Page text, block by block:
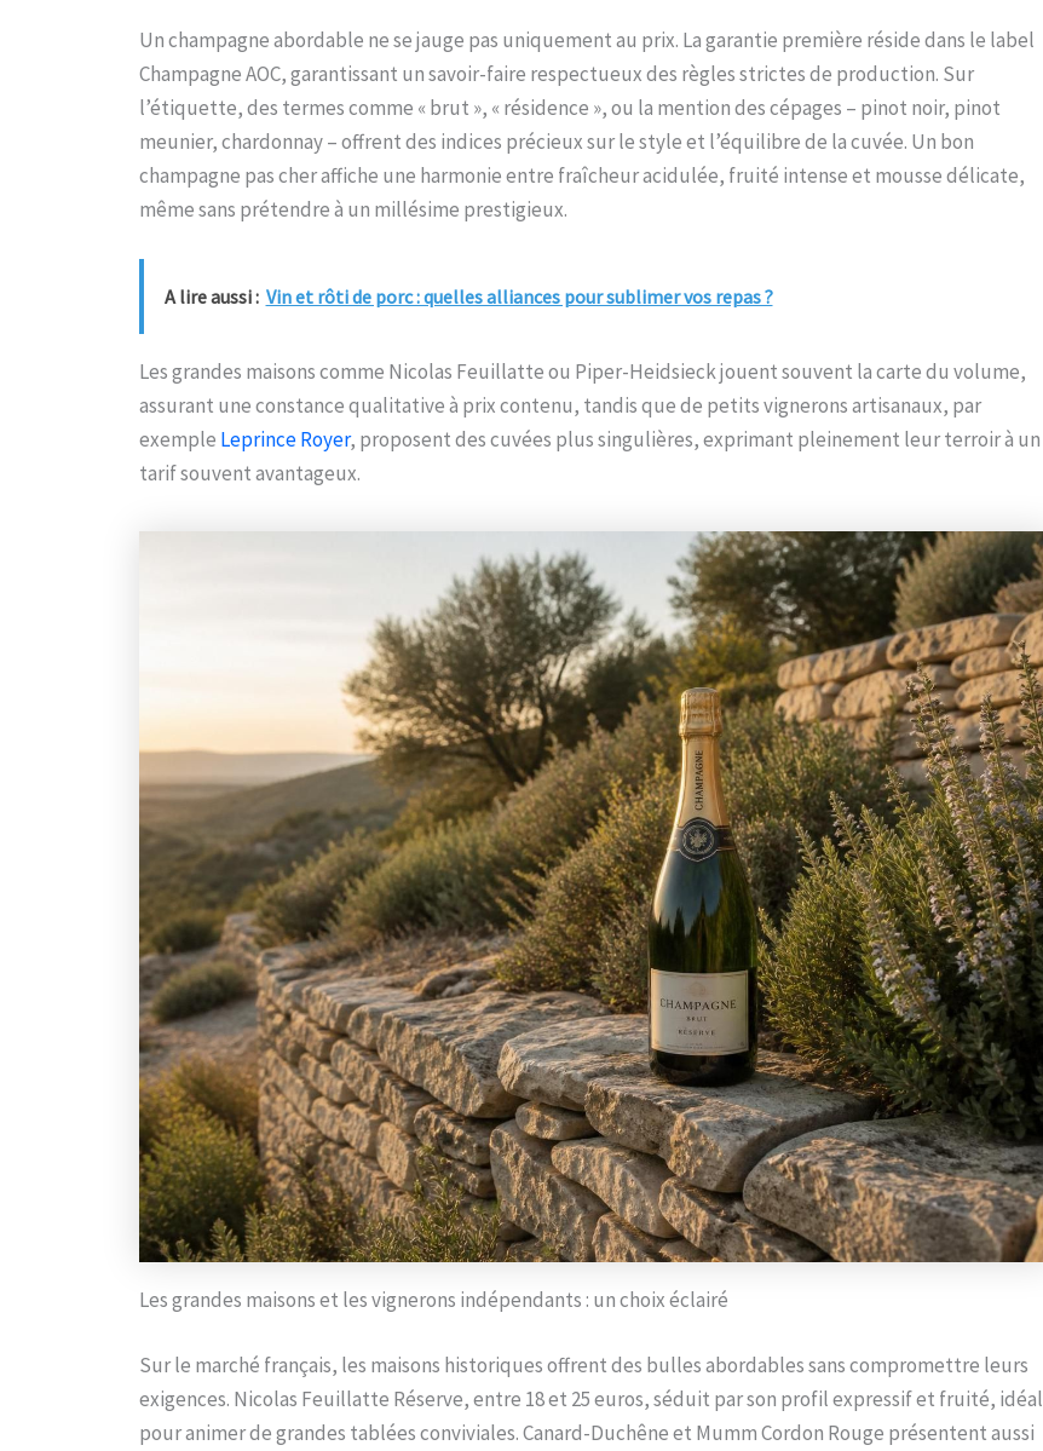
Un champagne abordable ne se jauge pas uniquement au prix. La garantie première réside dans le label
Champagne AOC, garantissant un savoir-faire respectueux des règles strictes de production. Sur
l’étiquette, des termes comme « brut », « résidence », ou la mention des cépages – pinot noir, pinot
meunier, chardonnay – offrent des indices précieux sur le style et l’équilibre de la cuvée. Un bon
champagne pas cher affiche une harmonie entre fraîcheur acidulée, fruité intense et mousse délicate,
même sans prétendre à un millésime prestigieux.
A lire aussi : Vin et rôti de porc : quelles alliances pour sublimer vos repas ?
Les grandes maisons comme Nicolas Feuillatte ou Piper-Heidsieck jouent souvent la carte du volume,
assurant une constance qualitative à prix contenu, tandis que de petits vignerons artisanaux, par
exemple Leprince Royer, proposent des cuvées plus singulières, exprimant pleinement leur terroir à un
tarif souvent avantageux.
Les grandes maisons et les vignerons indépendants : un choix éclairé
Sur le marché français, les maisons historiques offrent des bulles abordables sans compromettre leurs
exigences. Nicolas Feuillatte Réserve, entre 18 et 25 euros, séduit par son profil expressif et fruité, idéal
pour animer de grandes tablées conviviales. Canard-Duchêne et Mumm Cordon Rouge présentent aussi